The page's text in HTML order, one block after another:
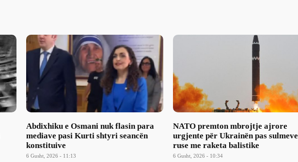
Abdixhiku e Osmani nuk flasin para
mediave pasi Kurti shtyri seancën
konstituive
6 Gusht, 2026 - 11:13
NATO premton mbrojtje ajrore
urgjente për Ukrainën pas sulmeve
ruse me raketa balistike
6 Gusht, 2026 - 10:34